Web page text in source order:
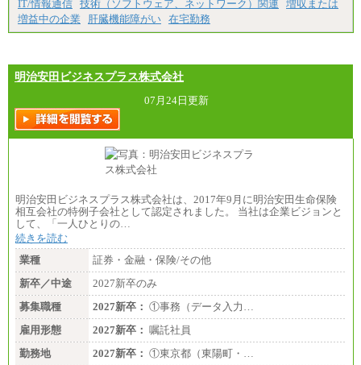
高専卒：234,800円
短大・専門3年制卒：225,300円
中途：
【全職種共通】
〔正社員〕
月給212,900円～330,000円
※実務経験に応じてご相談させていただきます（上
記金額を超える可能性あり）
※職種8）を除き、正社員の場合勤務地は本社のみと
なります
※交通費：月5万円まで
札幌 ：時給1,100円～1,450円
東京 ：時給1,226円～1,400円
横浜 ：時給1,225円～
川口 ：時給1,150円～
佐世保：時給1,035円～
沖縄 ：時給1,025円～1,350円
※給与は実務経験・職種・配属部署によって異なり
※交通費：月5万円まで
IT/情報通信 技術（ソフトウェア、ネットワーク）関連
増収または
増益中の企業
肝臓機能障がい 在宅勤務
明治安田ビジネスプラス株式会社
07月24日更新
明治安田ビジネスプラス株式会社は、2017年9月に明治安田生命保険
相互会社の特例子会社として認定されました。 当社は企業ビジョンと
して、「一人ひとりの…
続きを読む
業種
証券・金融・保険/その他
新卒／中途
2027新卒のみ
募集職種
2027新卒： ①事務（データ入力…
雇用形態
2027新卒： 嘱託社員
勤務地
2027新卒： ①東京都（東陽町・…